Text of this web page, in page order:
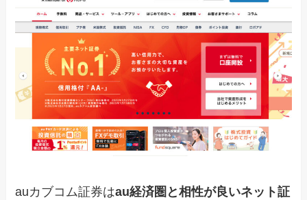
auカブコム証券はau経済圏と相性が良いネット証